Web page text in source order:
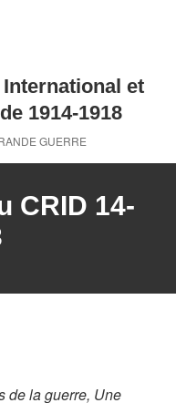
et
1914-1918
GUERRE
CRID 14-
de la guerre, Une